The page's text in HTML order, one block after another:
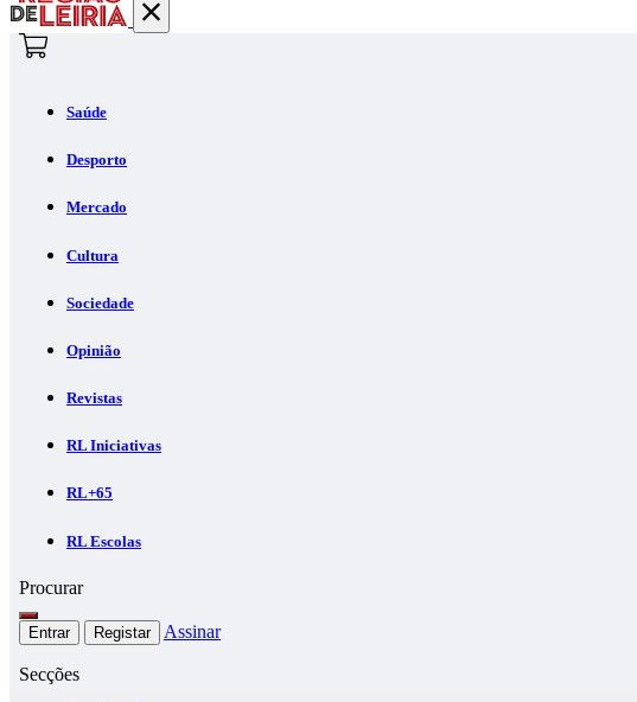
Saúde
Desporto
Mercado
Cultura
Sociedade
Opinião
Revistas
RL Iniciativas
RL+65
RL Escolas
Procurar
Entrar Registar Assinar
Secções